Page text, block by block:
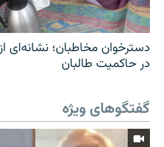
دسترخوان مخاطبان؛ نشانه‌ای
در حاکمیت طالبان
گفتگوهای ویژه